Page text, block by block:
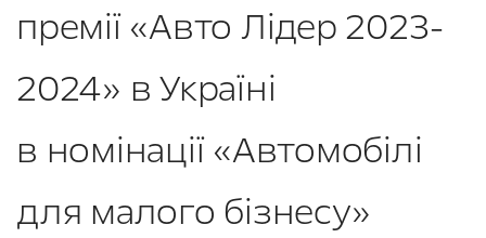
премії «Авто Лідер 2023-
2024» в Україні
в номінації «Автомобілі
для малого бізнесу»